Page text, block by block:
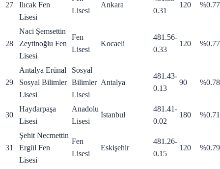
27
Ilıcak Fen
Lisesi
Lisesi
Ankara
0.31
120 %0.77
28
Naci Şemsettin
Zeytinoğlu Fen
Lisesi
Fen
Lisesi
Kocaeli
481.56-
0.33
120 %0.77
29
Antalya Erünal
Sosyal Bilimler
Lisesi
Sosyal
Bilimler
Lisesi
Antalya
481.43-
0.13
90 %0.78
30
Haydarpaşa
Lisesi
Anadolu
Lisesi
İstanbul
481.41-
0.02
180 %0.71
31
Şehit Necmettin
Ergül Fen
Lisesi
Fen
Lisesi
Eskişehir
481.26-
0.15
120 %0.79